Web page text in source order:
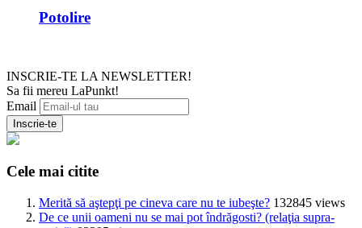
Potolire
INSCRIE-TE LA NEWSLETTER!
Sa fii mereu LaPunkt!
Email
Cele mai citite
Merită să aştepţi pe cineva care nu te iubeşte? 132845 views
De ce unii oameni nu se mai pot îndrăgosti? (relaţia supra-